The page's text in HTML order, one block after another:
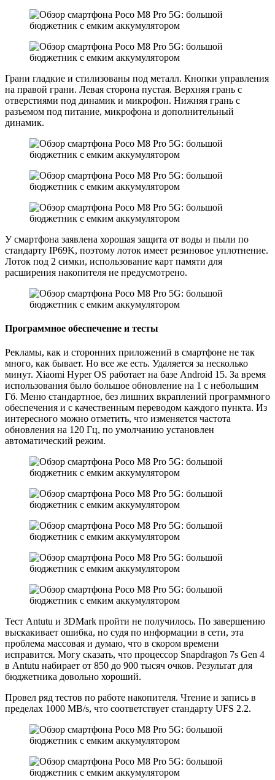
Грани гладкие и стилизованы под металл. Кнопки управления
на правой грани. Левая сторона пустая. Верхняя грань с
отверстиями под динамик и микрофон. Нижняя грань с
разъемом под питание, микрофона и дополнительный
динамик.
У смартфона заявлена хорошая защита от воды и пыли по
стандарту IP69K, поэтому лоток имеет резиновое уплотнение.
Лоток под 2 симки, использование карт памяти для
расширения накопителя не предусмотрено.
Программное обеспечение и тесты
Рекламы, как и сторонних приложений в смартфоне не так
много, как бывает. Но все же есть. Удаляется за несколько
минут. Xiaomi Hyper OS работает на базе Android 15. За время
использования было большое обновление на 1 с небольшим
Гб. Меню стандартное, без лишних вкраплений программного
обеспечения и с качественным переводом каждого пункта. Из
интересного можно отметить, что изменяется частота
обновления на 120 Гц, по умолчанию установлен
автоматический режим.
Тест Antutu и 3DMark пройти не получилось. По завершению
выскакивает ошибка, но судя по информации в сети, эта
проблема массовая и думаю, что в скором времени
исправится. Могу сказать, что процессор Snapdragon 7s Gen 4
в Antutu набирает от 850 до 900 тысяч очков. Результат для
бюджетника довольно хороший.
Провел ряд тестов по работе накопителя. Чтение и запись в
пределах 1000 MB/s, что соответствует стандарту UFS 2.2.